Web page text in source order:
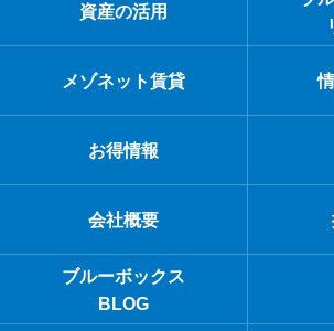
資産の活用
メゾネット賃貸
お得情報
会社概要
ブルーボックス
BLOG